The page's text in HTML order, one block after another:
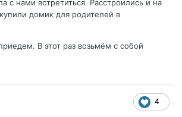
с нами встретиться. Расстроились и на
домик для родителей в
В этот раз возьмём с собой
4